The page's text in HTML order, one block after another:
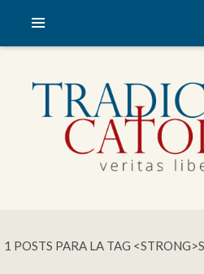
1 POSTS PARA LA TAG